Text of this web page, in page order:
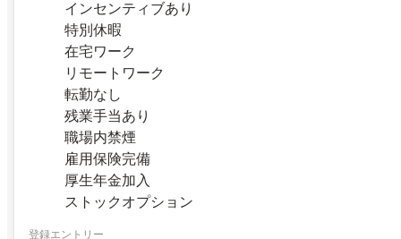
インセンティブあり
特別休暇
在宅ワーク
リモートワーク
転勤なし
残業手当あり
職場内禁煙
雇用保険完備
厚生年金加入
ストックオプション
登録エントリー